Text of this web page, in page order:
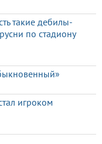
такие дебилы-
по стадиону
игроком